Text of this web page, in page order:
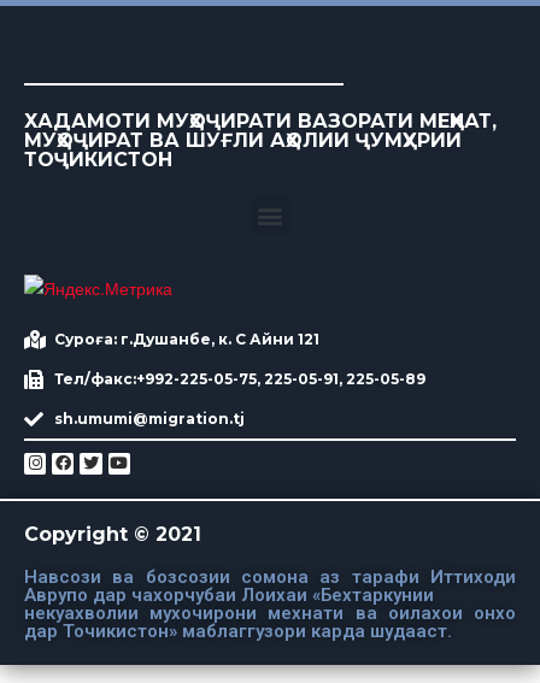
ХАДАМОТИ МУҲОҶИРАТИ ВАЗОРАТИ МЕҲНАТ,
МУҲОҶИРАТ ВА ШУҒЛИ АҲОЛИИ ҶУМҲУРИИ
ТОҶИКИСТОН
Суроға: г.Душанбе, к. С Айни 121
Тел/факс:+992-225-05-75, 225-05-91, 225-05-89
sh.umumi@migration.tj
Copyright © 2021
Навсози ва бозсозии сомона аз тарафи Иттиходи
Аврупо дар чахорчубаи Лоихаи «Бехтаркунии
некуахволии мухочирони мехнати ва оилахои онхо
дар Точикистон» маблаггузори карда шудааст.